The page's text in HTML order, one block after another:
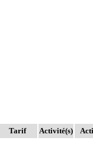
Tarif Activité(s)